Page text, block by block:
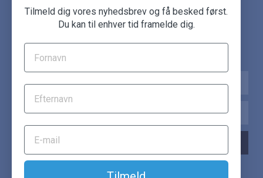
Tilmeld dig vores nyhedsbrev og få besked først.
Du kan til enhver tid framelde dig.